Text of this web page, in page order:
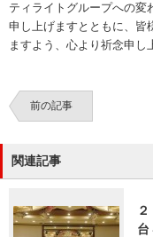
ティライトグループへの変
申し上げますとともに、皆
ますよう、心より祈念申し
前の記事
関連記事